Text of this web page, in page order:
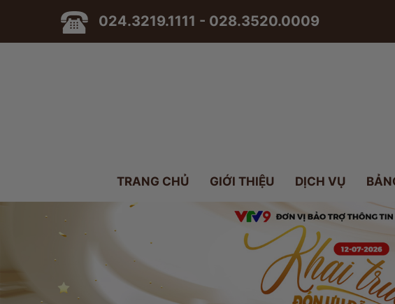
024.3219.1111 - 028.3520.0009
TRANG CHỦ GIỚI THIỆU DỊCH VỤ